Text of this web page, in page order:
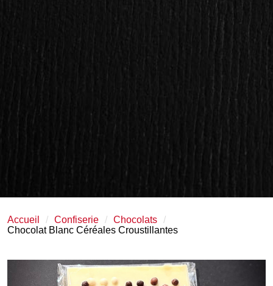
Accueil Confiserie
Chocolats
Chocolat Blanc Céréales Croustillantes